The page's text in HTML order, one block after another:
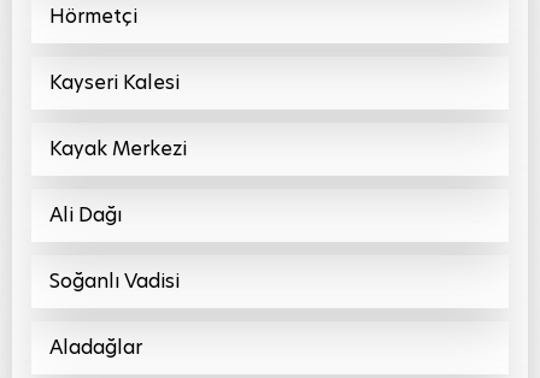
Hörmetçi
Kayseri Kalesi
Kayak Merkezi
Ali Dağı
Soğanlı Vadisi
Aladağlar